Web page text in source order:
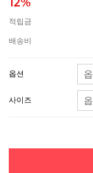
적립금
배송비
옵션
사이즈